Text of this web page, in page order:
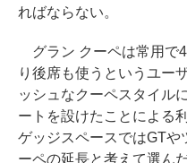
ればならない。
グラン クーペは常用で
り後席も使うというユー
ッシュなクーペスタイル
ートを設けたことによる
ゲッジスペースではGTや
ーペの延長と考えて選ん